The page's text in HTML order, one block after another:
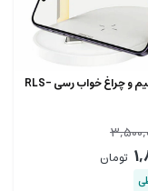
شارژر بی سیم و چراغ خواب رسی RLS-
تومان